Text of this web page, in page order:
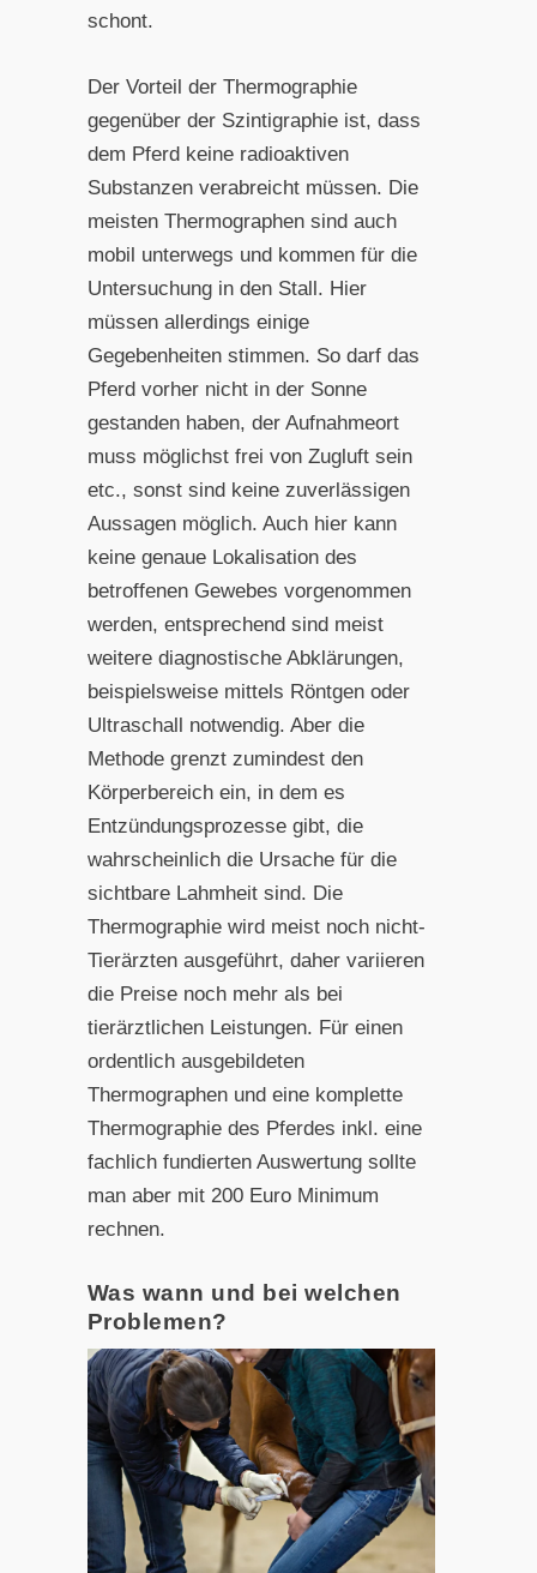
schont.
Der Vorteil der Thermographie
gegenüber der Szintigraphie ist, dass
dem Pferd keine radioaktiven
Substanzen verabreicht müssen. Die
meisten Thermographen sind auch
mobil unterwegs und kommen für die
Untersuchung in den Stall. Hier
müssen allerdings einige
Gegebenheiten stimmen. So darf das
Pferd vorher nicht in der Sonne
gestanden haben, der Aufnahmeort
muss möglichst frei von Zugluft sein
etc., sonst sind keine zuverlässigen
Aussagen möglich. Auch hier kann
keine genaue Lokalisation des
betroffenen Gewebes vorgenommen
werden, entsprechend sind meist
weitere diagnostische Abklärungen,
beispielsweise mittels Röntgen oder
Ultraschall notwendig. Aber die
Methode grenzt zumindest den
Körperbereich ein, in dem es
Entzündungsprozesse gibt, die
wahrscheinlich die Ursache für die
sichtbare Lahmheit sind. Die
Thermographie wird meist noch nicht-
Tierärzten ausgeführt, daher variieren
die Preise noch mehr als bei
tierärztlichen Leistungen. Für einen
ordentlich ausgebildeten
Thermographen und eine komplette
Thermographie des Pferdes inkl. eine
fachlich fundierten Auswertung sollte
man aber mit 200 Euro Minimum
rechnen.
Was wann und bei welchen
Problemen?